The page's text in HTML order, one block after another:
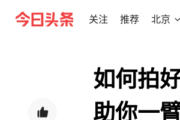
关注 推荐 北京
如何拍
助你一